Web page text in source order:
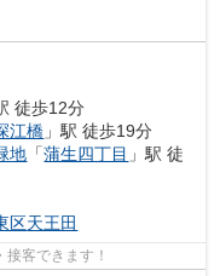
徒歩12分
江橋 」駅 徒歩19分
地 「蒲生四丁目 」駅 徒
区天王田
客できます！